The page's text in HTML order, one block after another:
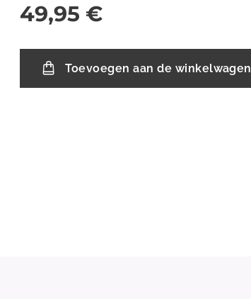
49,95 €
Toevoegen aan de winkelwagen